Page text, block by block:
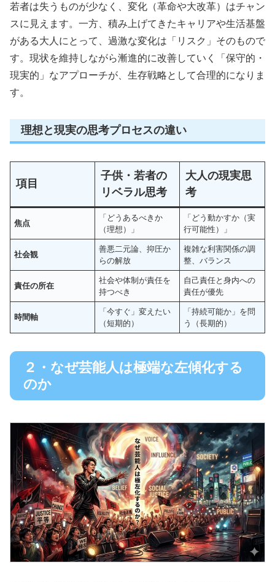
若者は失うものが少なく、変化（革命や大改革）はチャン
スに見えます。一方、積み上げてきたキャリアや生活基盤
がある大人にとって、過激な変化は「リスク」そのもので
す。現状を維持しながら漸進的に改善していく「保守的・
現実的」なアプローチが、生存戦略として合理的になりま
す。
理想と現実の思考プロセスの違い
項目
子供・若者の
リベラル思考
大人の現実思
考
焦点
「どうあるべきか
（理想）」
「どう動かすか（実
行可能性）」
社会観
善悪二元論、抑圧か
らの解放
複雑な利害関係の調
整、バランス
責任の所在
社会や体制が責任を
持つべき
自己責任と身内への
責任が優先
時間軸
「今すぐ」変えたい
（短期的）
「持続可能か」を問
う（長期的）
２・なぜ芸能人は極端な左傾化する
のか